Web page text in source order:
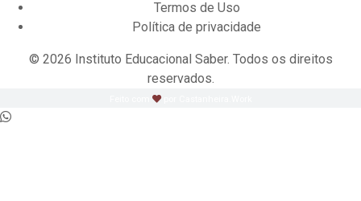
Termos de Uso
Política de privacidade
© 2026 Instituto Educacional Saber. Todos os direitos
reservados.
por Castanheira.Work